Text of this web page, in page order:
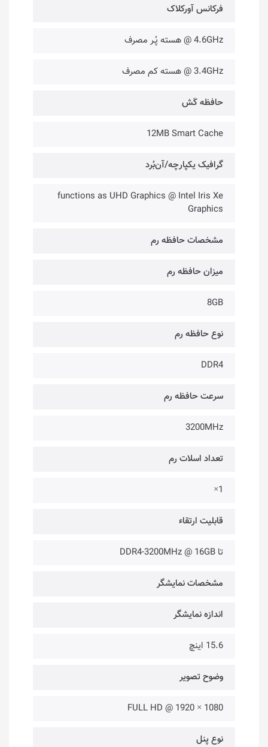
فرکانس آورکلاک
4.6GHz @ هسته پُـر مصرف
3.4GHz @ هسته کم مصرف
حافظه کَش
12MB Smart Cache
گرافیک یکپارچه/آن‌بُرد
functions as UHD Graphics @ Intel Iris Xe
Graphics
مشخصات حافظه رم
میزان حافظه رم
8GB
نوع حافظه رم
DDR4
سرعت حافظه رم
3200MHz
تعداد اسلات رم
1×
قابلیت ارتقاء
تا DDR4-3200MHz @ 16GB
مشخصات نمایشگر
اندازه نمایشگر
15.6 اینچ
وضوح تصویر
1080 × 1920 @ FULL HD
نوع پنل